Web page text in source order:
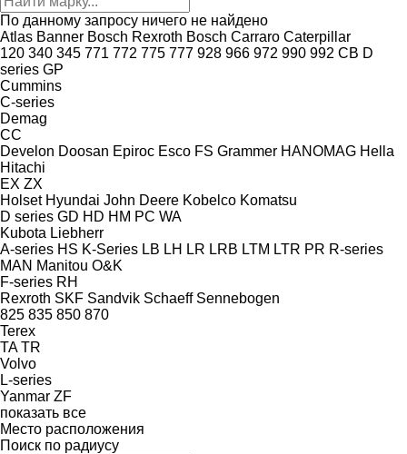
По данному запросу ничего не найдено
Atlas Banner Bosch Rexroth Bosch Carraro Caterpillar
120 340 345 771 772 775 777 928 966 972 990 992 CB D
series GP
Cummins
C-series
Demag
CC
Develon Doosan Epiroc Esco FS Grammer HANOMAG Hella
Hitachi
EX ZX
Holset Hyundai John Deere Kobelco Komatsu
D series GD HD HM PC WA
Kubota Liebherr
A-series HS K-Series LB LH LR LRB LTM LTR PR R-series
MAN Manitou O&K
F-series RH
Rexroth SKF Sandvik Schaeff Sennebogen
825 835 850 870
Terex
TA TR
Volvo
L-series
Yanmar ZF
показать все
Место расположения
Поиск по радиусу